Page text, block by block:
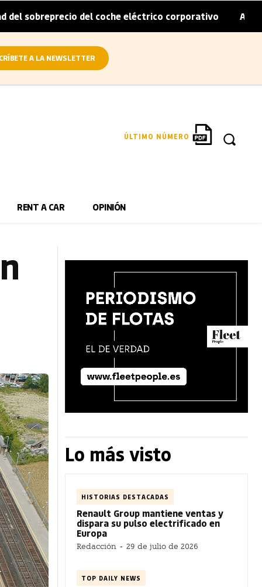
del coche eléctrico corporativo | Arval convierte
A LA NEWSLETTER
ÚLTIMO NÚMERO
RENT A CAR OPINIÓN
Lo más visto
HISTORIAS DESTACADAS
Renault Group mantiene ventas y
dispara su pulso electrificado en
Europa
Redacción - 29 de julio de 2026
TOP DAILY NEWS